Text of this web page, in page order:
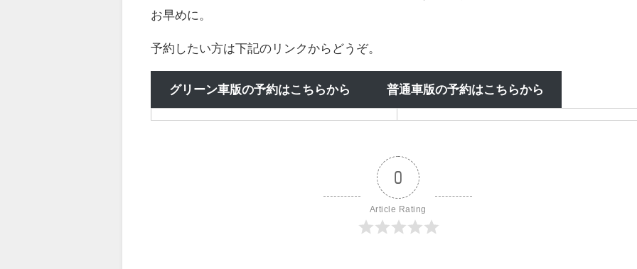
お早めに。
予約したい方は下記のリンクからどうぞ。
グリーン車版の予約はこちらから 普通車版の予約はこちらから
0
Article Rating